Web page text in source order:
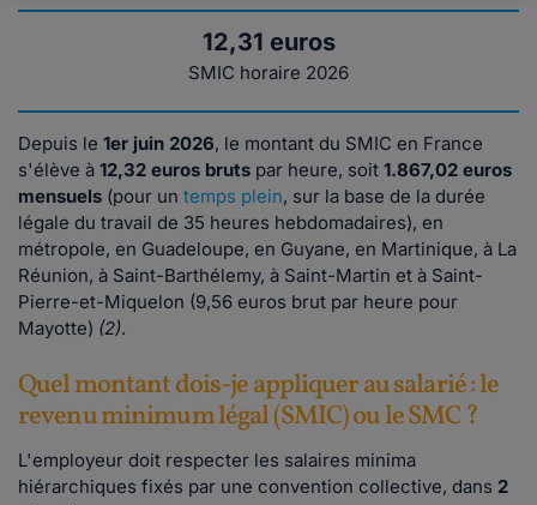
12,31 euros
SMIC horaire 2026
Depuis le 1er juin 2026, le montant du SMIC en France
s'élève à 12,32 euros bruts par heure, soit 1.867,02 euros
mensuels (pour un temps plein, sur la base de la durée
légale du travail de 35 heures hebdomadaires), en
métropole, en Guadeloupe, en Guyane, en Martinique, à La
Réunion, à Saint-Barthélemy, à Saint-Martin et à Saint-
Pierre-et-Miquelon (9,56 euros brut par heure pour
Mayotte) (2).
Quel montant dois-je appliquer au salarié : le
revenu minimum légal (SMIC) ou le SMC ?
L'employeur doit respecter les salaires minima
hiérarchiques fixés par une convention collective, dans 2